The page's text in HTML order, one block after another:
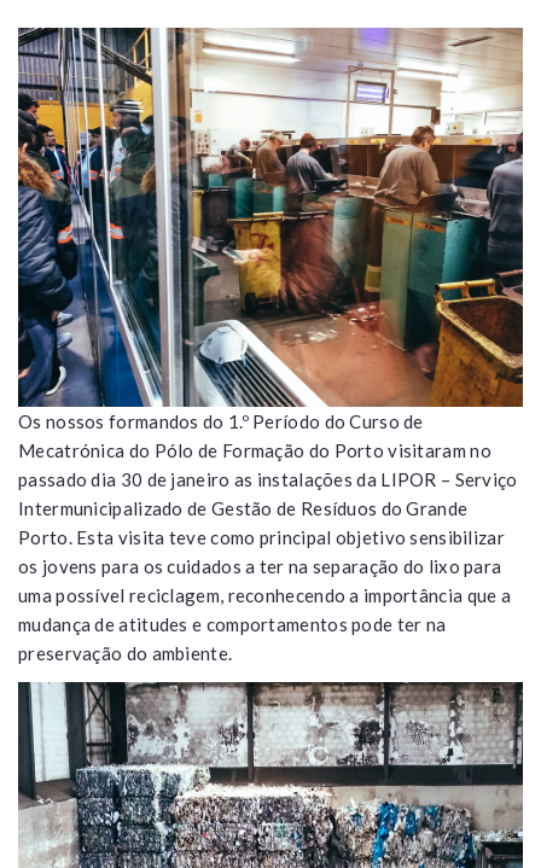
Os nossos formandos do 1.º Período do Curso de
Mecatrónica do Pólo de Formação do Porto visitaram no
passado dia 30 de janeiro as instalações da LIPOR – Serviço
Intermunicipalizado de Gestão de Resíduos do Grande
Porto. Esta visita teve como principal objetivo sensibilizar
os jovens para os cuidados a ter na separação do lixo para
uma possível reciclagem, reconhecendo a importância que a
mudança de atitudes e comportamentos pode ter na
preservação do ambiente.